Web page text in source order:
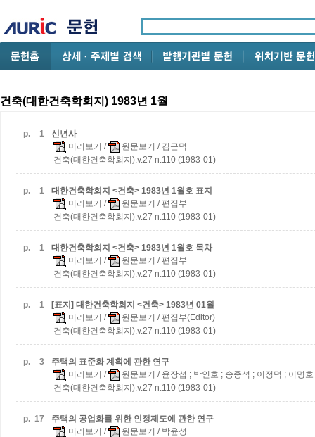
건축(대한건축학회지) 1983년 1월
p. 1
신년사
미리보기 / 원문보기 / 김근덕
건축(대한건축학회지):v.27 n.110 (1983-01)
p. 1
대한건축학회지 <건축> 1983년 1월호 표지
미리보기 / 원문보기 / 편집부
건축(대한건축학회지):v.27 n.110 (1983-01)
p. 1
대한건축학회지 <건축> 1983년 1월호 목차
미리보기 / 원문보기 / 편집부
건축(대한건축학회지):v.27 n.110 (1983-01)
p. 1
[표지] 대한건축학회지 <건축> 1983년 01월
미리보기 / 원문보기 / 편집부(Editor)
건축(대한건축학회지):v.27 n.110 (1983-01)
p. 3
주택의 표준화 계획에 관한 연구
미리보기 / 원문보기 / 윤장섭 ; 박인호 ; 송종석 ; 이정덕 ; 이명
건축(대한건축학회지):v.27 n.110 (1983-01)
p. 17
주택의 공업화를 위한 인정제도에 관한 연구
미리보기 / 원문보기 / 박윤성